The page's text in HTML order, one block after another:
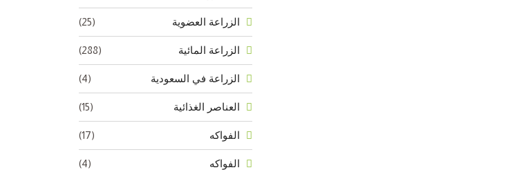
الزراعة العضوية (25)
الزراعة المائية (288)
الزراعة في السعودية (4)
العناصر الغذائية (15)
الفواكه (17)
الفواكه (4)